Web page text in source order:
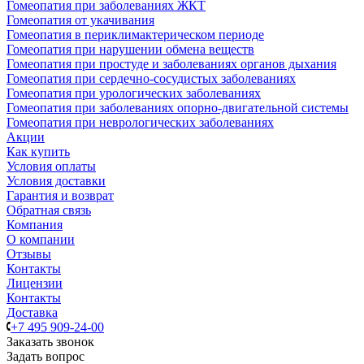
Гомеопатия при заболеваниях ЖКТ
Гомеопатия от укачивания
Гомеопатия в периклимактерическом периоде
Гомеопатия при нарушении обмена веществ
Гомеопатия при простуде и заболеваниях органов дыхания
Гомеопатия при сердечно-сосудистых заболеваниях
Гомеопатия при урологических заболеваниях
Гомеопатия при заболеваниях опорно-двигательной системы
Гомеопатия при неврологических заболеваниях
Акции
Как купить
Условия оплаты
Условия доставки
Гарантия и возврат
Обратная связь
Компания
О компании
Отзывы
Контакты
Лицензии
Контакты
Доставка
+7 495 909-24-00
Заказать звонок
Задать вопрос